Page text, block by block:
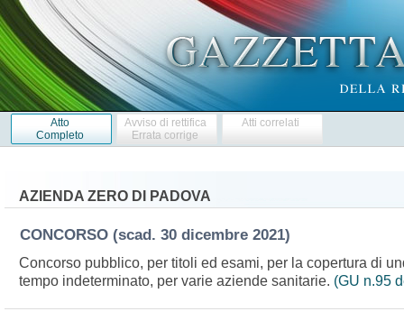
Atto
Completo
Avviso di rettifica
Errata corrige
Atti correlati
AZIENDA ZERO DI PADOVA
CONCORSO (scad. 30 dicembre 2021)
Concorso pubblico, per titoli ed esami, per la copertura di
tempo indeterminato, per varie aziende sanitarie. (GU n.95